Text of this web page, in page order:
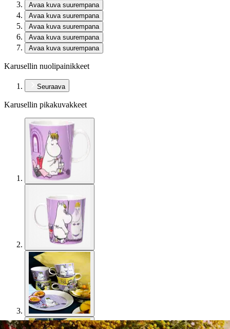
Avaa kuva suurempana
Avaa kuva suurempana
Avaa kuva suurempana
Avaa kuva suurempana
Avaa kuva suurempana
Karusellin nuolipainikkeet
Seuraava
Karusellin pikakuvakkeet